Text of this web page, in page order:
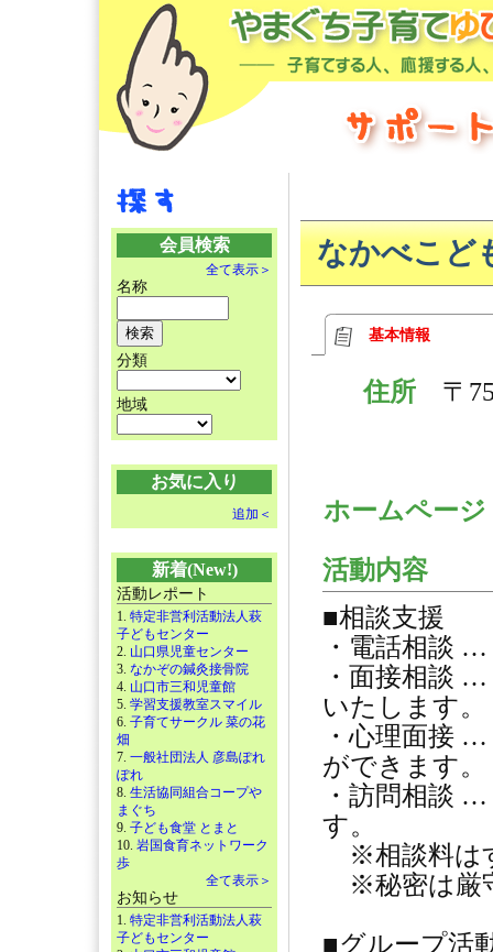
会員検索
全て表示＞
名称
分類
地域
お気に入り
追加＜
新着(New!)
活動レポート
1. 特定非営利活動法人萩
子どもセンター
2. 山口県児童センター
3. なかぞの鍼灸接骨院
4. 山口市三和児童館
5. 学習支援教室スマイル
6. 子育てサークル 菜の花
畑
7. 一般社団法人 彦島ぽれ
ぽれ
8. 生活協同組合コープや
まぐち
9. 子ども食堂 とまと
10. 岩国食育ネットワーク
歩
全て表示＞
お知らせ
1. 特定非営利活動法人萩
子どもセンター
なかべこど
基本情報
住所 〒
ホームペー
活動内容
■相談支援
・電話相談
・面接相談
いたします。
・心理面接
ができます。
・訪問相談
す。
※相談料は
※秘密は厳
■グループ活